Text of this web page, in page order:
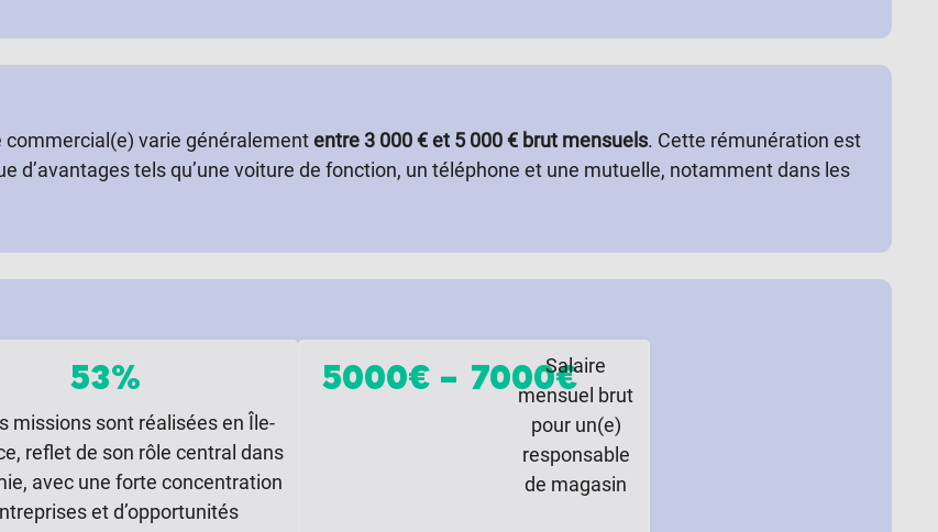
varie généralemententre 3 000 € et 5 000 € brut mensuels. Cette rémunération est
d’avantages tels qu’une voiture de fonction, un téléphone et une mutuelle, notamment dans les
53%
missions sont réalisées en Île-
reflet de son rôle central dans
avec une forte concentration
et d’opportunités
5000€ – 7000€
Salaire
mensuel brut
pour un(e)
responsable
de magasin